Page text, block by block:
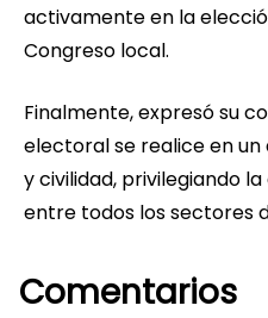
activamente en la
Congreso local.
Finalmente, expresó su
electoral se realice en
y civilidad, privilegiando
entre todos los sectores
Comentarios